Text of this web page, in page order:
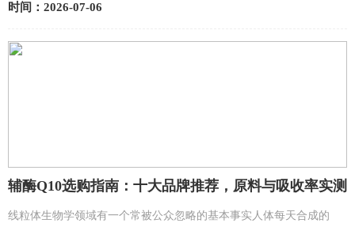
天然氨基酸等活性成分，有助于辅助舒缓身体疲惫、呵护脾...
时间：2026-07-06
辅酶Q10选购指南：十大品牌推荐，原料与吸收率实测
线粒体生物学领域有一个常被公众忽略的基本事实人体每天合成的